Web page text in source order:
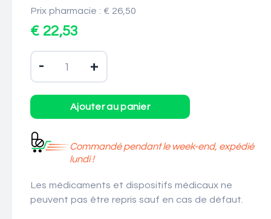
Prix pharmacie : € 26,50
€ 22,53
- +
Commandé pendant le week-end, expédié
lundi !
Les médicaments et dispositifs médicaux ne
peuvent pas être repris sauf en cas de défaut.